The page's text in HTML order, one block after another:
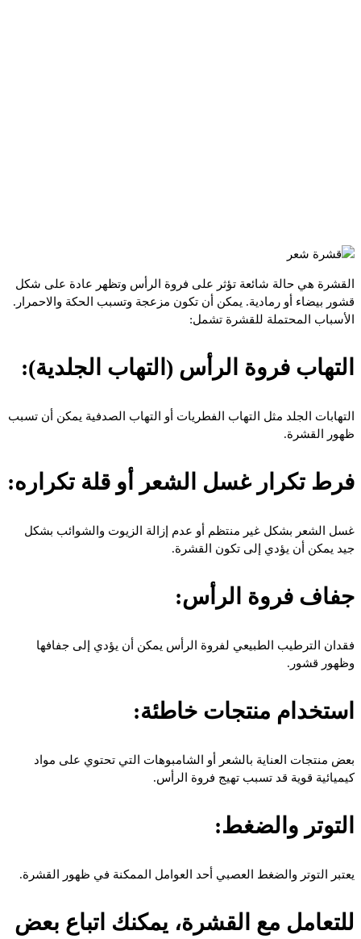
القشرة هي حالة شائعة تؤثر على فروة الرأس وتظهر عادة على شكل
قشور بيضاء أو رمادية. يمكن أن تكون مزعجة وتسبب الحكة والاحمرار.
الأسباب المحتملة للقشرة تشمل:
التهاب فروة الرأس (التهاب الجلدية):
التهابات الجلد مثل التهاب الفطريات أو التهاب الصدفية يمكن أن تسبب
ظهور القشرة.
فرط تكرار غسل الشعر أو قلة تكراره:
غسل الشعر بشكل غير منتظم أو عدم إزالة الزيوت والشوائب بشكل
جيد يمكن أن يؤدي إلى تكون القشرة.
جفاف فروة الرأس:
فقدان الترطيب الطبيعي لفروة الرأس يمكن أن يؤدي إلى جفافها
وظهور قشور.
استخدام منتجات خاطئة:
بعض منتجات العناية بالشعر أو الشامبوهات التي تحتوي على مواد
كيميائية قوية قد تسبب تهيج فروة الرأس.
التوتر والضغط:
يعتبر التوتر والضغط العصبي أحد العوامل الممكنة في ظهور القشرة.
للتعامل مع القشرة، يمكنك اتباع بعض